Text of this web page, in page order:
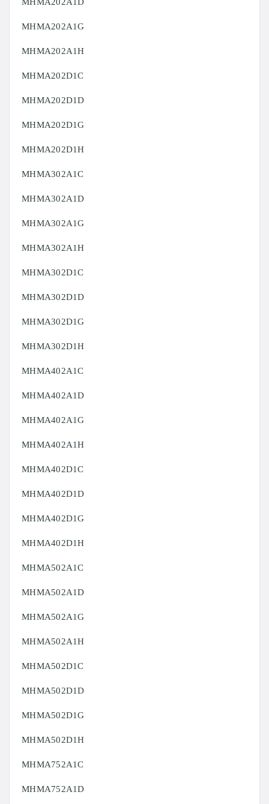
MHMA202A1G
MHMA202A1H
MHMA202D1C
MHMA202D1D
MHMA202D1G
MHMA202D1H
MHMA302A1C
MHMA302A1D
MHMA302A1G
MHMA302A1H
MHMA302D1C
MHMA302D1D
MHMA302D1G
MHMA302D1H
MHMA402A1C
MHMA402A1D
MHMA402A1G
MHMA402A1H
MHMA402D1C
MHMA402D1D
MHMA402D1G
MHMA402D1H
MHMA502A1C
MHMA502A1D
MHMA502A1G
MHMA502A1H
MHMA502D1C
MHMA502D1D
MHMA502D1G
MHMA502D1H
MHMA752A1C
MHMA752A1D